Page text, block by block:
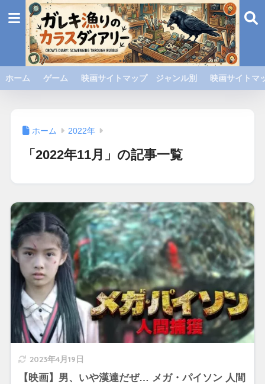
ホーム ゲーム 映画サイトマップ ジャンル別 映画サイト
ホーム 2022年
「2022年11月」の記事一覧
2023年4月19日
【映画】男、いや漢達だぜ… メガ・パイソン 人間